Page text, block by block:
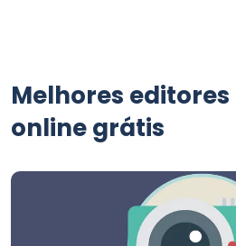
Melhores
online grátis